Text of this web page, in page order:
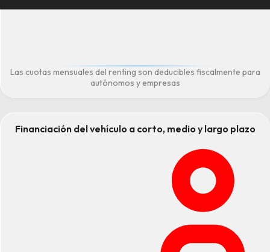
Las cuotas mensuales del renting son deducibles fiscalmente para
autónomos y empresas
Financiación del vehículo a corto, medio y largo plazo